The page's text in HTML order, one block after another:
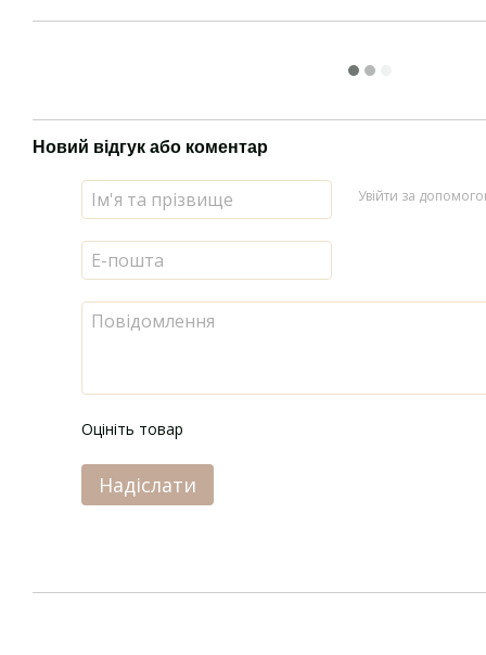
Новий відгук або коментар
Увійти за
Оцініть товар
Надіслати